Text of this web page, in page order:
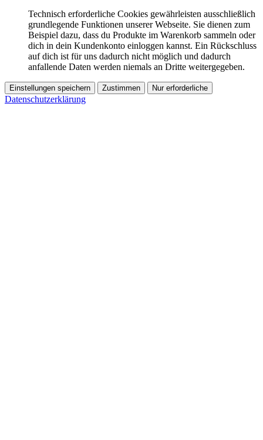
Technisch erforderliche Cookies gewährleisten ausschließlich
grundlegende Funktionen unserer Webseite. Sie dienen zum
Beispiel dazu, dass du Produkte im Warenkorb sammeln oder
dich in dein Kundenkonto einloggen kannst. Ein Rückschluss
auf dich ist für uns dadurch nicht möglich und dadurch
anfallende Daten werden niemals an Dritte weitergegeben.
Einstellungen speichern Zustimmen Nur erforderliche
Datenschutzerklärung